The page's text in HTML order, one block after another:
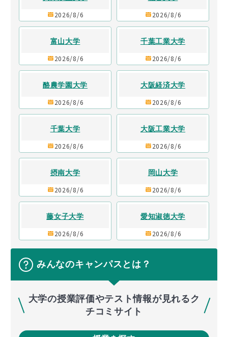
2026/8/6 2026/8/6
富山大学
2026/8/6
千葉工業大学
2026/8/6
酪農学園大学
2026/8/6
大阪経済大学
2026/8/6
千葉大学
2026/8/6
大阪工業大学
2026/8/6
摂南大学
2026/8/6
岡山大学
2026/8/6
藤女子大学
2026/8/6
愛知淑徳大学
2026/8/6
みんなのキャンパスとは？
大学の授業評価やテスト情報が見れるク
チコミサイト